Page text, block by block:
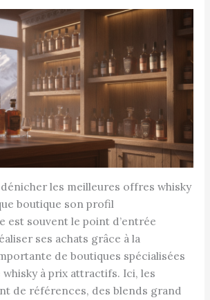
les meilleures offres whisky
boutique son profil
est souvent le point d’entrée
ses achats grâce à la
de boutiques spécialisées
whisky à prix attractifs. Ici, les
de références, des blends grand